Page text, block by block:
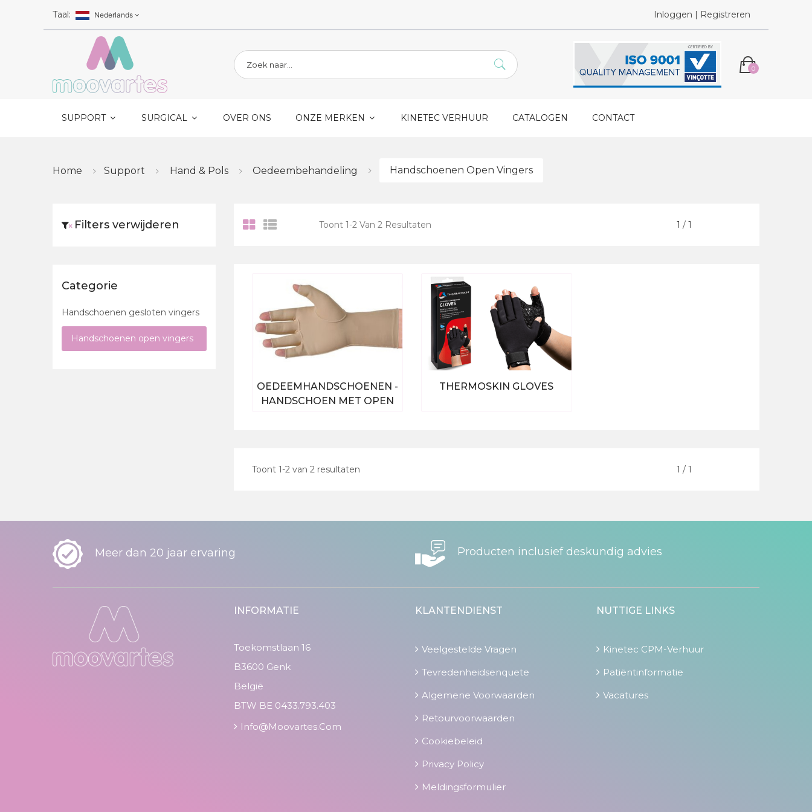
Taal: Nederlands Inloggen | Registreren
0
SUPPORT SURGICAL OVER ONS ONZE MERKEN KINETEC VERHUUR CATALOGEN CONTACT
Home Support Hand & Pols Oedeembehandeling Handschoenen Open Vingers
× Filters verwijderen
Categorie
Handschoenen gesloten vingers
Handschoenen open vingers
Toont 1-2 Van 2 Resultaten 1 / 1
OEDEEMHANDSCHOENEN -
HANDSCHOEN MET OPEN
THERMOSKIN GLOVES
Toont 1-2 van 2 resultaten 1 / 1
Meer dan 20 jaar ervaring Producten inclusief deskundig advies
INFORMATIE
Toekomstlaan 16
B3600 Genk
België
BTW BE 0433.793.403
Info@moovartes.com
KLANTENDIENST
Veelgestelde Vragen
Tevredenheidsenquete
Algemene Voorwaarden
Retourvoorwaarden
Cookiebeleid
Privacy Policy
Meldingsformulier
NUTTIGE LINKS
Kinetec CPM-Verhuur
Patiëntinformatie
Vacatures